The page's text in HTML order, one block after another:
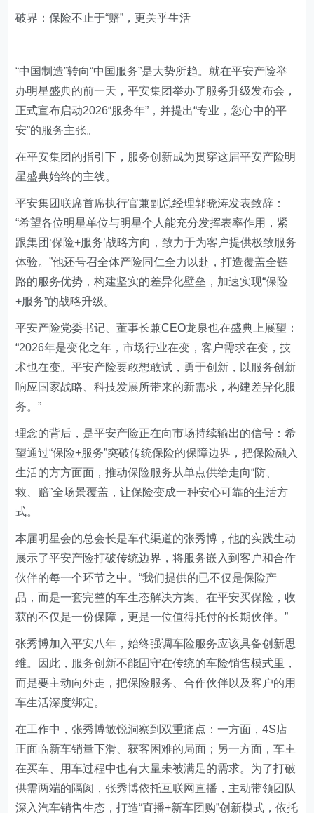
破界：保险不止于“赔”，更关乎生活
“中国制造”转向“中国服务”是大势所趋。就在平安产险举
办明星盛典的前一天，平安集团举办了服务升级发布会，
正式宣布启动2026“服务年”，并提出“专业，您心中的平
安”的服务主张。
在平安集团的指引下，服务创新成为贯穿这届平安产险明
星盛典始终的主线。
平安集团联席首席执行官兼副总经理郭晓涛发表致辞：
“希望各位明星单位与明星个人能充分发挥表率作用，紧
跟集团‘保险+服务’战略方向，致力于为客户提供极致服务
体验。”他还号召全体产险同仁全力以赴，打造覆盖全链
路的服务优势，构建坚实的差异化壁垒，加速实现“保险
+服务”的战略升级。
平安产险党委书记、董事长兼CEO龙泉也在盛典上展望：
“2026年是变化之年，市场行业在变，客户需求在变，技
术也在变。平安产险要敢想敢试，勇于创新，以服务创新
响应国家战略、科技发展所带来的新需求，构建差异化服
务。”
理念的背后，是平安产险正在向市场持续输出的信号：希
望通过“保险+服务”突破传统保险的保障边界，把保险融入
生活的方方面面，推动保险服务从单点供给走向“防、
救、赔”全场景覆盖，让保险变成一种安心可靠的生活方
式。
本届明星会的总会长是车代渠道的张秀博，他的实践生动
展示了平安产险打破传统边界，将服务嵌入到客户和合作
伙伴的每一个环节之中。“我们提供的已不仅是保险产
品，而是一套完整的车生态解决方案。在平安买保险，收
获的不仅是一份保障，更是一位值得托付的长期伙伴。”
张秀博加入平安八年，始终强调车险服务应该具备创新思
维。因此，服务创新不能固守在传统的车险销售模式里，
而是要主动向外走，把保险服务、合作伙伴以及客户的用
车生活深度绑定。
在工作中，张秀博敏锐洞察到双重痛点：一方面，4S店
正面临新车销量下滑、获客困难的局面；另一方面，车主
在买车、用车过程中也有大量未被满足的需求。为了打破
供需两端的隔阂，张秀博依托互联网直播，主动带领团队
深入汽车销售生态，打造“直播+新车团购”创新模式，依托